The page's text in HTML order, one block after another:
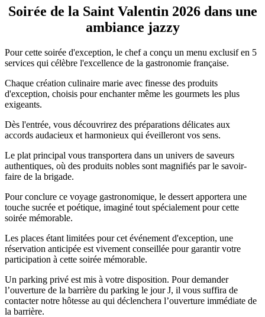
Soirée de la Saint Valentin 2026 dans une
ambiance jazzy
Pour cette soirée d'exception, le chef a conçu un menu exclusif en 5
services qui célèbre l'excellence de la gastronomie française.
Chaque création culinaire marie avec finesse des produits
d'exception, choisis pour enchanter même les gourmets les plus
exigeants.
Dès l'entrée, vous découvrirez des préparations délicates aux
accords audacieux et harmonieux qui éveilleront vos sens.
Le plat principal vous transportera dans un univers de saveurs
authentiques, où des produits nobles sont magnifiés par le savoir-
faire de la brigade.
Pour conclure ce voyage gastronomique, le dessert apportera une
touche sucrée et poétique, imaginé tout spécialement pour cette
soirée mémorable.
Les places étant limitées pour cet événement d'exception, une
réservation anticipée est vivement conseillée pour garantir votre
participation à cette soirée mémorable.
Un parking privé est mis à votre disposition. Pour demander
l’ouverture de la barrière du parking le jour J, il vous suffira de
contacter notre hôtesse au qui déclenchera l’ouverture immédiate de
la barrière.